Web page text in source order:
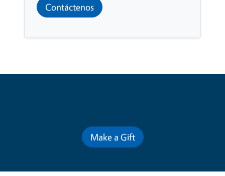
Contáctenos
Make a Gift